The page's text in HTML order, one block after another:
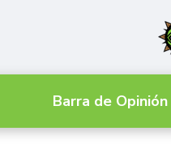
Barra de Opinión